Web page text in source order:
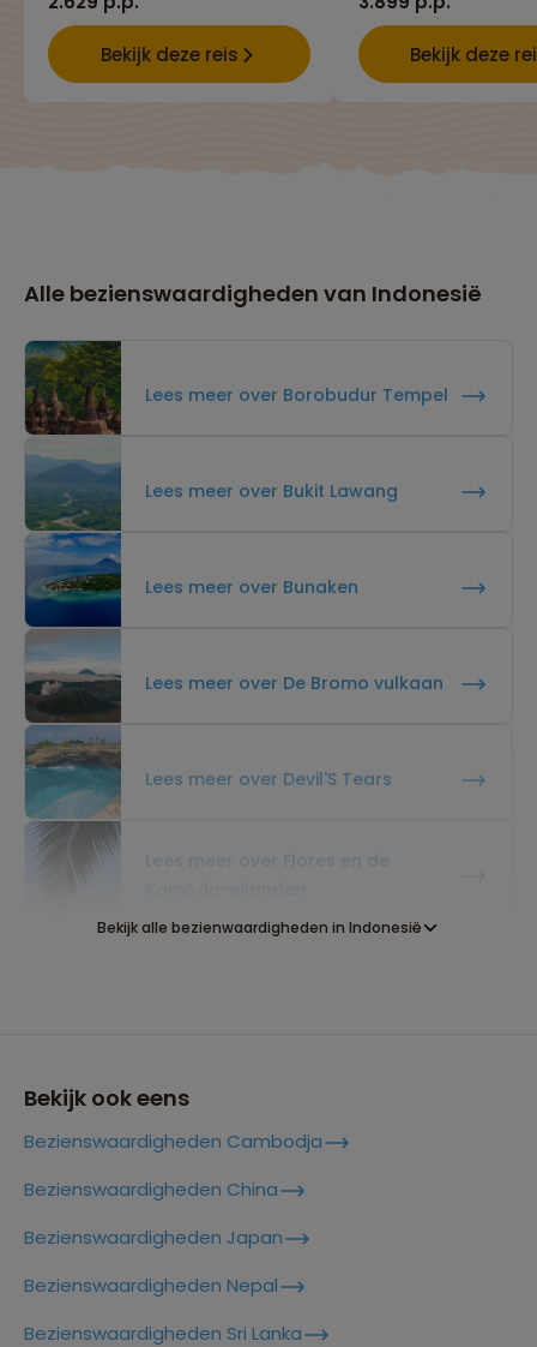
Bekijk deze reis Bekijk deze
Alle bezienswaardigheden van Indonesië
Lees meer over Borobudur Tempel
Lees meer over Bukit Lawang
Lees meer over Bunaken
Lees meer over De Bromo vulkaan
Lees meer over Devil'S Tears
Lees meer over Flores en de
Bekijk alle bezienwaardigheden in Indonesië
Bekijk ook eens
Bezienswaardigheden Cambodja
Bezienswaardigheden China
Bezienswaardigheden Japan
Bezienswaardigheden Nepal
Bezienswaardigheden Sri Lanka